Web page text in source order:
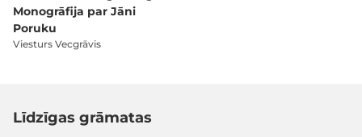
Monogrāfija par Jāni
Poruku
Viesturs Vecgrāvis
Līdzīgas grāmatas